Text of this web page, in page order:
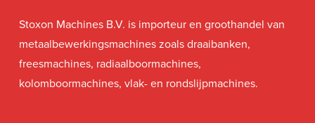
Stoxon Machines B.V. is importeur en groothandel van
metaalbewerkingsmachines zoals draaibanken,
freesmachines, radiaalboormachines,
kolomboormachines, vlak- en rondslijpmachines.